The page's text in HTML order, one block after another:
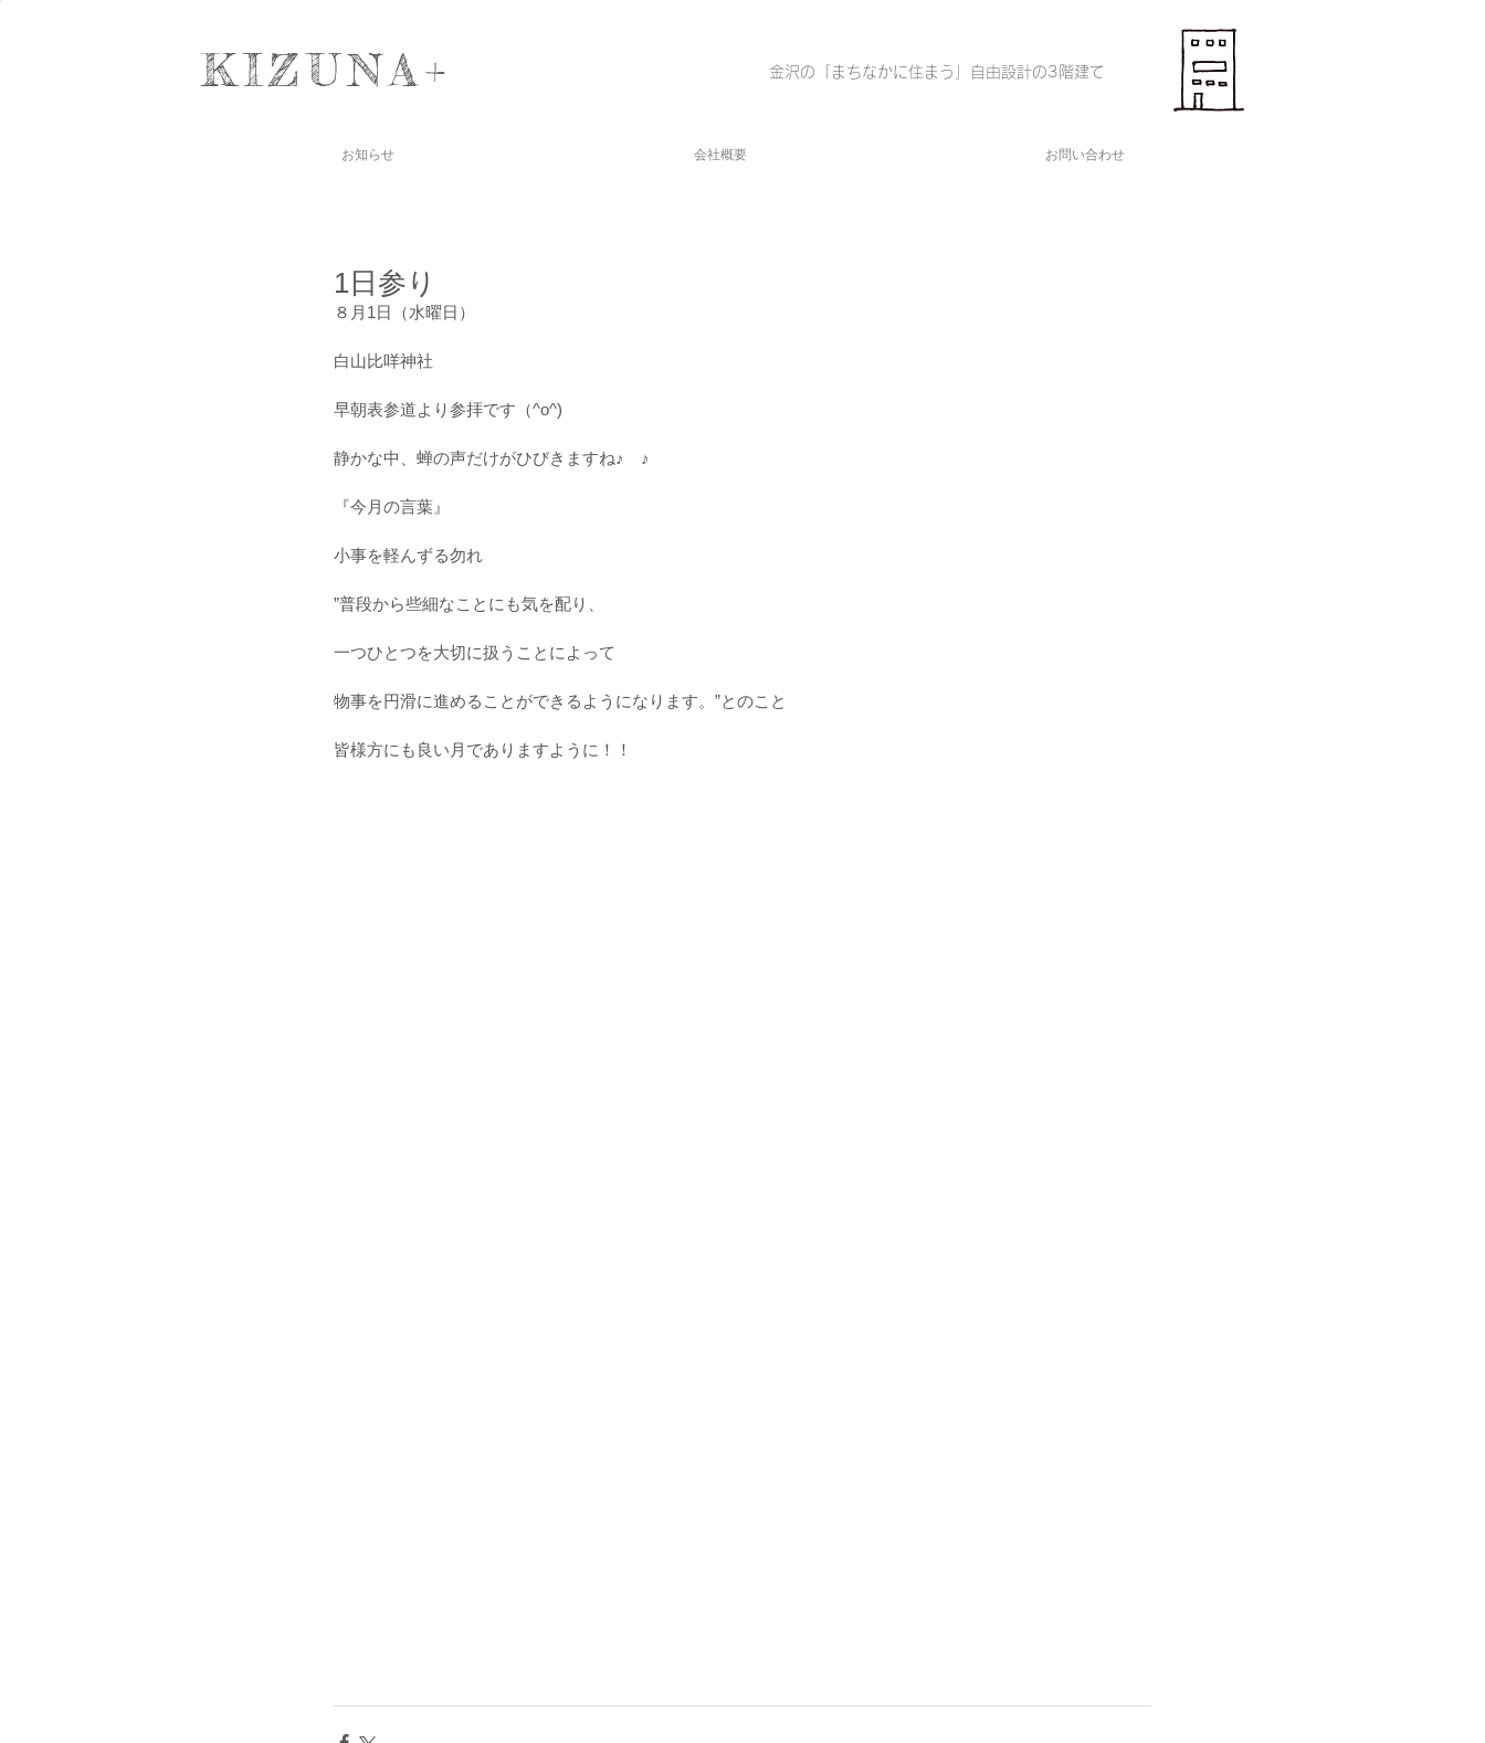
KIZUNA+ 金沢の「まちなかに住まう」自由設計の3階建て
お知らせ 会社概要 お問い合わせ
1日参り
８月1日（水曜日）
白山比咩神社
早朝表参道より参拝です（^o^)
静かな中、蝉の声だけがひびきますね♪　♪
『今月の言葉』
小事を軽んずる勿れ
”普段から些細なことにも気を配り、
一つひとつを大切に扱うことによって
物事を円滑に進めることができるようになります。”とのこと
皆様方にも良い月でありますように！！